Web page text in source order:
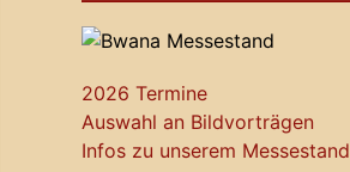
2026 Termine
Auswahl an Bildvorträgen
Infos zu unserem Messestand